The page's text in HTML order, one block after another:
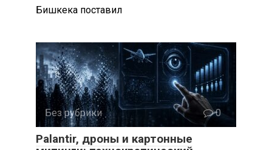
Бишкека поставил
Без рубрики 0
Palantir, дроны и картонные